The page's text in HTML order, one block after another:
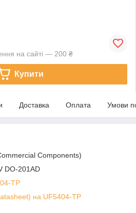
на сайті — 200 ₴
Купити
Доставка Оплата Умови
Components)
DO-201AD
TP
на UF5404-TP